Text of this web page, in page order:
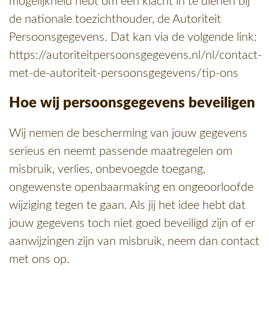
de nationale toezichthouder, de Autoriteit
Persoonsgegevens. Dat kan via de volgende link:
https://autoriteitpersoonsgegevens.nl/nl/contact-
met-de-autoriteit-persoonsgegevens/tip-ons
Hoe wij persoonsgegevens beveiligen
Wij nemen de bescherming van jouw gegevens
serieus en neemt passende maatregelen om
misbruik, verlies, onbevoegde toegang,
ongewenste openbaarmaking en ongeoorloofde
wijziging tegen te gaan. Als jij het idee hebt dat
jouw gegevens toch niet goed beveiligd zijn of er
aanwijzingen zijn van misbruik, neem dan contact
met ons op.